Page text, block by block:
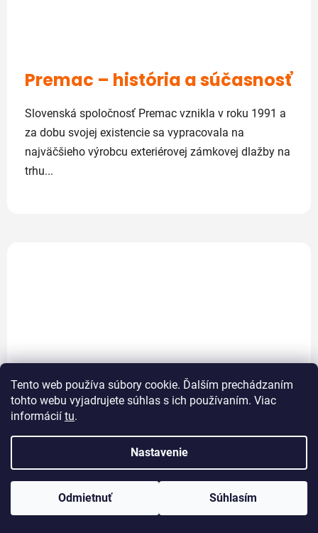
Tento web používa súbory cookie. Ďalším prechádzaním
tohto webu vyjadrujete súhlas s ich používaním. Viac
informácií tu.
Nastavenie
Odmietnuť Súhlasím
Premac – história a súčasnosť
Slovenská spoločnosť Premac vznikla v roku 1991 a
za dobu svojej existencie sa vypracovala na
najväčšieho výrobcu exteriérovej zámkovej dlažby na
trhu...
Typy dlažieb
Pokiaľ sa práve rozhodujete, aký typ dlažby kúpite pre
svoj projekt, môžete narážať na príliš veľké množstvo
možností, v ktorom je ťažké sa ...